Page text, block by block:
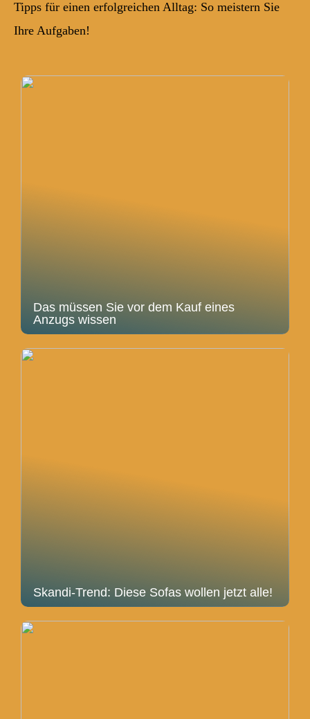
Tipps für einen erfolgreichen Alltag: So meistern Sie
Ihre Aufgaben!
Das müssen Sie vor dem Kauf eines
Anzugs wissen
Skandi-Trend: Diese Sofas wollen jetzt alle!